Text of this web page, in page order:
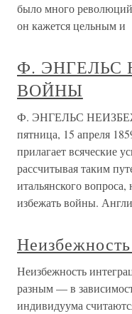
было много
он кажется цельным и
Ф. ЭНГЕЛЬС
ВОЙНЫ
Ф. ЭНГЕЛЬС
пятница, 15 апреля
прилагает всяческие
рассчитывая таким
итальянского
избежать войны.
Неизбежность
разным — в
индивидуума